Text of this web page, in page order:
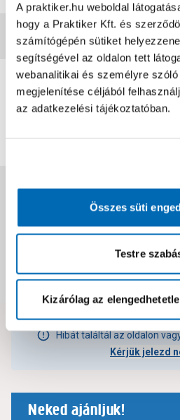
A praktiker.hu weboldal
hogy a Praktiker Kft. és
számítógépén sütiket
segítségével az oldalon tett
webanalitikai és személyre szóló
megjelenítése céljából
az adatkezelési tájékoztatóban.
Összes süti
Testre
Kizárólag az
Vásárlói vélemények
0 0értékelés
Jótállás, szavatosság
Csomagolási és súly
Dokumentumok, felelős
Hibát találtál az oldalon
Kérjük jelezd
Neked ajánljuk!